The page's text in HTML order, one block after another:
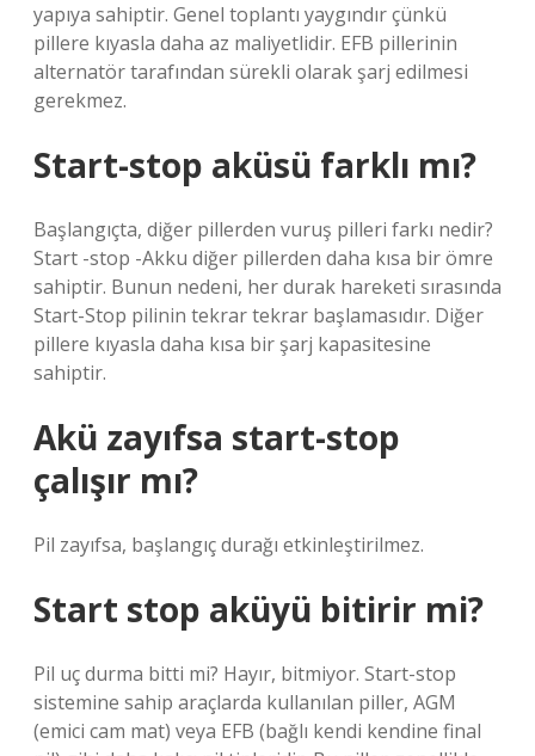
yapıya sahiptir. Genel toplantı yaygındır çünkü
pillere kıyasla daha az maliyetlidir. EFB pillerinin
alternatör tarafından sürekli olarak şarj edilmesi
gerekmez.
Start-stop aküsü farklı mı?
Başlangıçta, diğer pillerden vuruş pilleri farkı nedir?
Start -stop -Akku diğer pillerden daha kısa bir ömre
sahiptir. Bunun nedeni, her durak hareketi sırasında
Start-Stop pilinin tekrar tekrar başlamasıdır. Diğer
pillere kıyasla daha kısa bir şarj kapasitesine
sahiptir.
Akü zayıfsa start-stop
çalışır mı?
Pil zayıfsa, başlangıç ​​durağı etkinleştirilmez.
Start stop aküyü bitirir mi?
Pil uç durma bitti mi? Hayır, bitmiyor. Start-stop
sistemine sahip araçlarda kullanılan piller, AGM
(emici cam mat) veya EFB (bağlı kendi kendine final